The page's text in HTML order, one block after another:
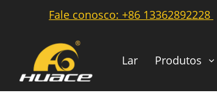
Fale conosco: +86 13362892228
Lar Produtos